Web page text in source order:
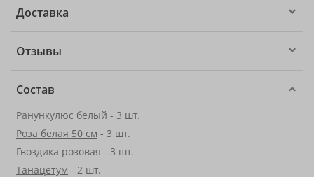
Доставка
Отзывы
Состав
Ранункулюс белый - 3 шт.
Роза белая 50 см - 3 шт.
Гвоздика розовая - 3 шт.
Танацетум - 2 шт.